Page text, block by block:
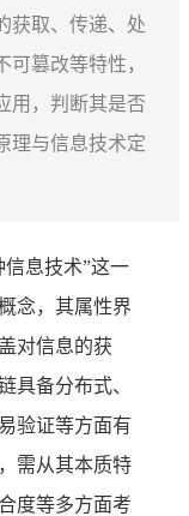
获取、传递、处
篡改等特性，
用，判断其是否
理与信息技术定
息技术”这一
念，其属性界
对信息的获
具备分布式、
验证等方面有
需从其本质特
度等多方面考